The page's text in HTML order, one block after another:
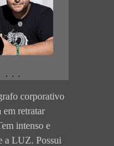
corporativo
em retratar
intenso e
a LUZ. Possui